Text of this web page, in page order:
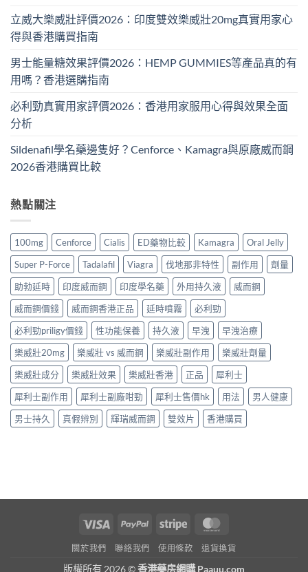
立威大樂威壯評價2026：印度雙效樂威壯20mg真實用家心
得與香港購買指南
男士能量糖效果評價2026：HEMP GUMMIES等產品真的有
用嗎？香港選購指南
必利勁真實用家評價2026：香港用家服用心得與效果全面
分析
Sildenafil學名藥邊隻好？Cenforce、Kamagra與原廠威而鋼
2026香港購買比較
熱點關注
100mg Cenforce Cialis ED藥物比較 Kamagra
Oral Jelly
Super P-Force
Tadalafil Viagra 伐地那非特性 副作用
劑量
助勃延時
印度威而鋼 印度學名藥 外用持久液
威而鋼
威而鋼價錢
威而鋼香港正品 延時噴霧
必利勁
必利勁priligy價錢
性功能保養 持久液 早洩
早洩治療
樂威壯20mg
樂威壯 vs 威而鋼 樂威壯副作用
樂威壯劑量
樂威壯成分
樂威壯效果 樂威壯香港 正品
犀利士
犀利士副作用
犀利士副廠咁勁 犀利士售價hk 用法
男人健康
男士持久
真假辨別 輝瑞威而鋼 雙效片 香港購買
Visa PayPal Stripe
關於我們 聯絡我們 使用條款 退貨換貨
版權所有 2026 ©香港藥房網購 Paauu.com